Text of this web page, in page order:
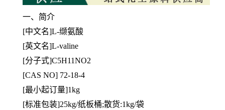
一、 简介
[中文名]L-缬氨酸
[英文名]L-valine
[分子式]C5H11NO2
[CAS NO] 72-18-4
[最小起订量]1kg
[标准包装]25kg/纸板桶;散货:1kg/袋